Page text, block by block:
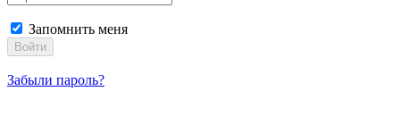
Запомнить меня
Войти
Забыли пароль?